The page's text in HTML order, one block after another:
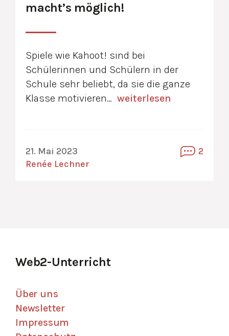
macht’s möglich!
Spiele wie Kahoot! sind bei
Schülerinnen und Schülern in der
Schule sehr beliebt, da sie die ganze
Klasse motivieren… weiterlesen
21. Mai 2023
Renée Lechner
2
Web2-Unterricht
Über uns
Newsletter
Impressum